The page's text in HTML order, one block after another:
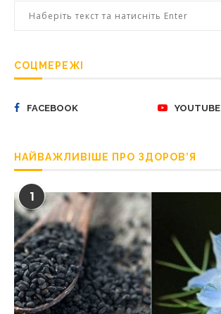
СОЦМЕРЕЖІ
FACEBOOK YOUTUBE
НАЙВАЖЛИВІШЕ ПРО ЗДОРОВ’Я
1